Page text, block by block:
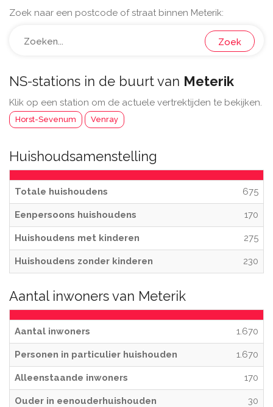
Zoek naar een postcode of straat binnen Meterik:
Zoek
NS-stations in de buurt van Meterik
Klik op een station om de actuele vertrektijden te bekijken.
Horst-Sevenum Venray
Huishoudsamenstelling
Totale huishoudens 675
Eenpersoons huishoudens 170
Huishoudens met kinderen 275
Huishoudens zonder kinderen 230
Aantal inwoners van Meterik
Aantal inwoners 1.670
Personen in particulier huishouden 1.670
Alleenstaande inwoners 170
Ouder in eenouderhuishouden 30